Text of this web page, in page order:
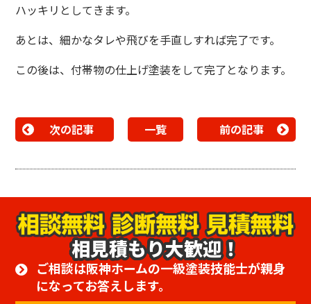
ハッキリとしてきます。
あとは、細かなタレや飛びを手直しすれば完了です。
この後は、付帯物の仕上げ塗装をして完了となります。
次の記事 一覧 前の記事
相見積もり大歓迎！
ご相談は阪神ホームの一級塗装技能士が親身
になってお答えします。